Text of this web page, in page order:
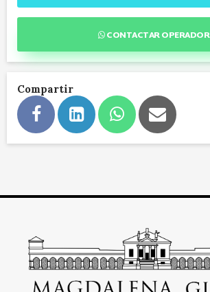
CONTACTAR OPERADOR
Compartir